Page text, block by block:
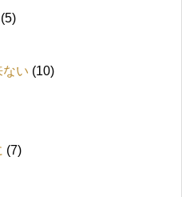
(5)
ない (10)
(7)